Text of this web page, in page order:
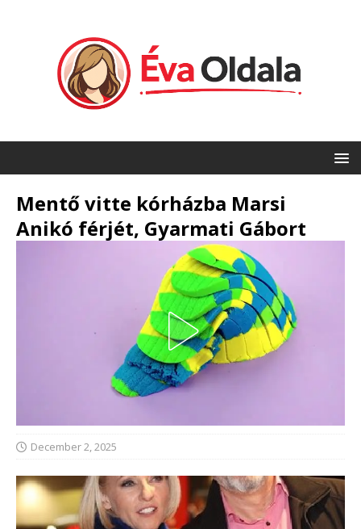
Mentő vitte kórházba Marsi
Anikó férjét, Gyarmati Gábort
December 2, 2025